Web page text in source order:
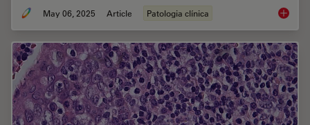
May 06, 2025 Article Patologia clínica Factors